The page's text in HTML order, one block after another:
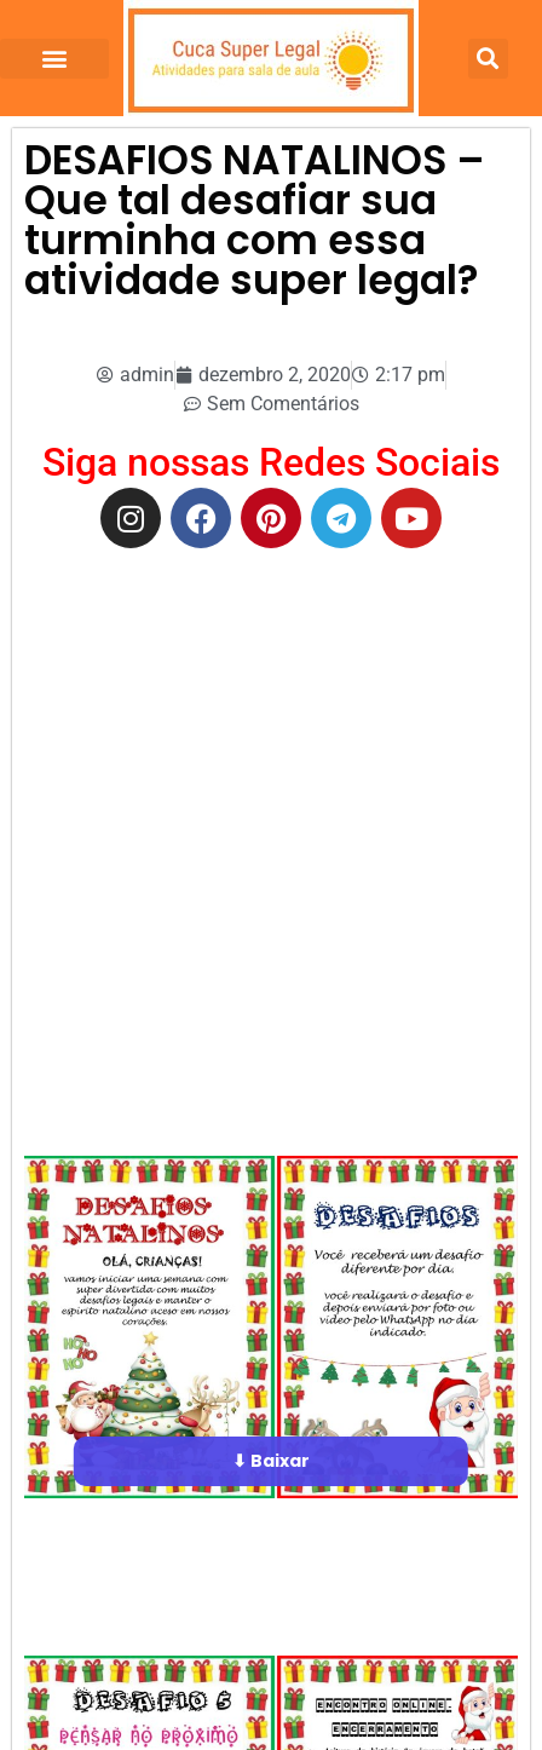
DESAFIOS NATALINOS –
Que tal desafiar sua
turminha com essa
atividade super legal?
admin dezembro 2, 2020
2:17 pm
Sem Comentários
Siga nossas Redes Sociais
⬇ Baixar